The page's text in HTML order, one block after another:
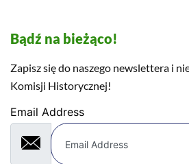
Bądź na bieżąco!
Zapisz się do naszego newslettera i
Komisji Historycznej!
Email Address